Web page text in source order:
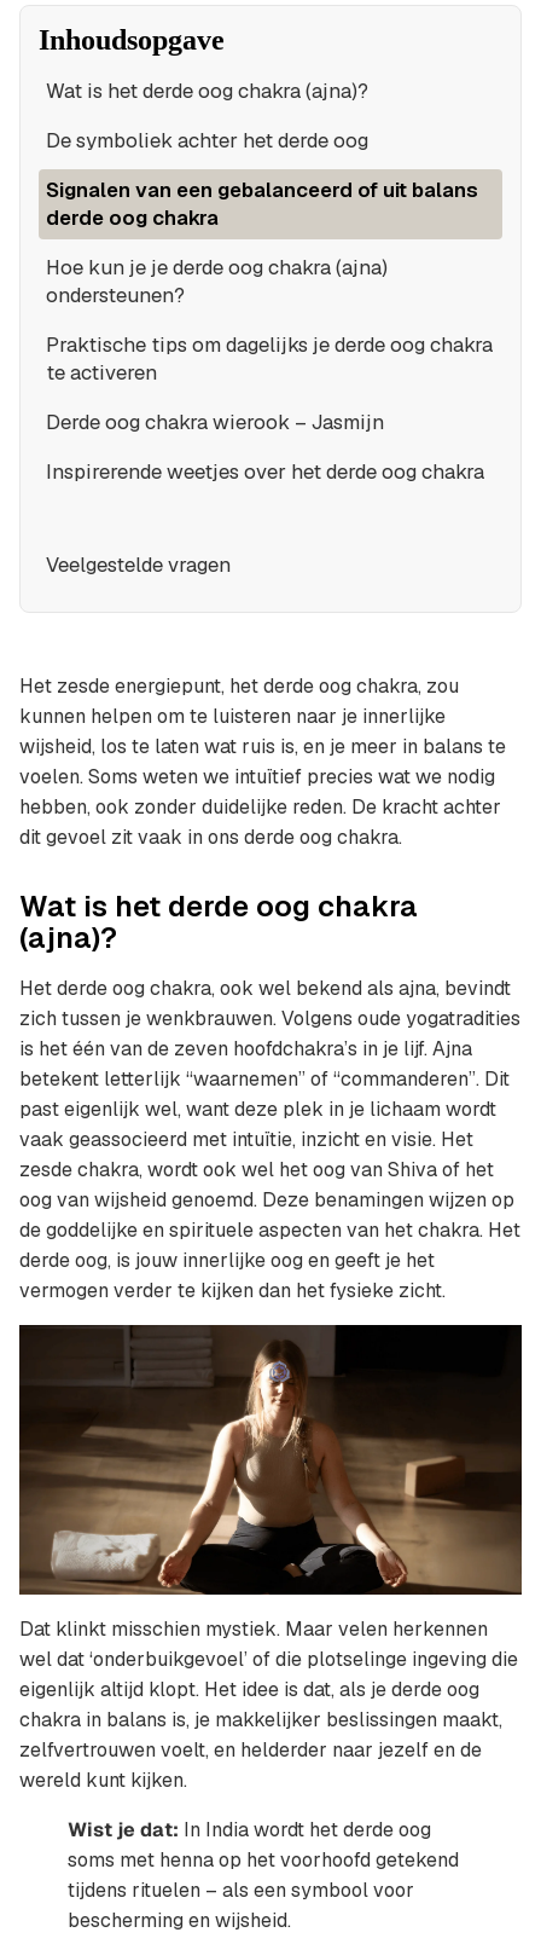
Inhoudsopgave
Wat is het derde oog chakra (ajna)?
De symboliek achter het derde oog
Signalen van een gebalanceerd of uit balans
derde oog chakra
Hoe kun je je derde oog chakra (ajna)
ondersteunen?
Praktische tips om dagelijks je derde oog chakra
te activeren
Derde oog chakra wierook – Jasmijn
Inspirerende weetjes over het derde oog chakra
Veelgestelde vragen
Het zesde energiepunt, het derde oog chakra, zou
kunnen helpen om te luisteren naar je innerlijke
wijsheid, los te laten wat ruis is, en je meer in balans te
voelen. Soms weten we intuïtief precies wat we nodig
hebben, ook zonder duidelijke reden. De kracht achter
dit gevoel zit vaak in ons derde oog chakra.
Wat is het derde oog chakra
(ajna)?
Het derde oog chakra, ook wel bekend als ajna, bevindt
zich tussen je wenkbrauwen. Volgens oude yogatradities
is het één van de zeven hoofdchakra’s in je lijf. Ajna
betekent letterlijk “waarnemen” of “commanderen”. Dit
past eigenlijk wel, want deze plek in je lichaam wordt
vaak geassocieerd met intuïtie, inzicht en visie. Het
zesde chakra, wordt ook wel het oog van Shiva of het
oog van wijsheid genoemd. Deze benamingen wijzen op
de goddelijke en spirituele aspecten van het chakra. Het
derde oog, is jouw innerlijke oog en geeft je het
vermogen verder te kijken dan het fysieke zicht.
Dat klinkt misschien mystiek. Maar velen herkennen
wel dat ‘onderbuikgevoel’ of die plotselinge ingeving die
eigenlijk altijd klopt. Het idee is dat, als je derde oog
chakra in balans is, je makkelijker beslissingen maakt,
zelfvertrouwen voelt, en helderder naar jezelf en de
wereld kunt kijken.
Wist je dat: In India wordt het derde oog
soms met henna op het voorhoofd getekend
tijdens rituelen – als een symbool voor
bescherming en wijsheid.